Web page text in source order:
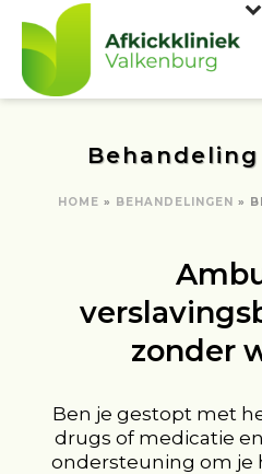
HOME » BEHANDELINGEN »
zonder
Ben je gestopt met
drugs of medicatie
ondersteuning om je